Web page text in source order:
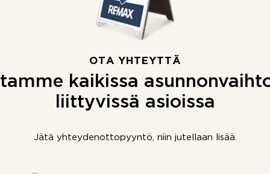
OTA YHTEYTTÄ
kaikissa
liittyvissä asioissa
Jätä yhteydenottopyyntö, niin jutellaan lisää.